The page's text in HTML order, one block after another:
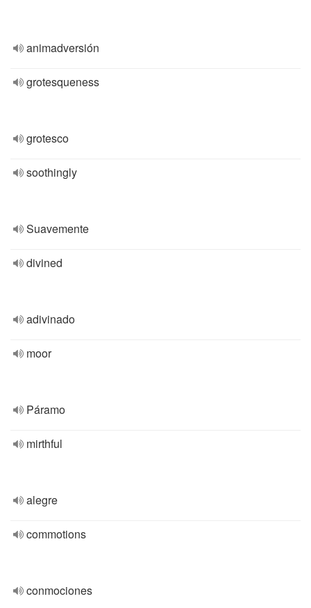
animadversión
grotesqueness
grotesco
soothingly
Suavemente
divined
adivinado
moor
Páramo
mirthful
alegre
commotions
conmociones